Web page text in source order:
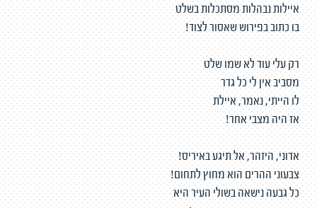
איילות נבהלות מסתכלות בשלט
בו כתוב בפירוש שאסור לצוד!
רק עלי עוד לא שמו שלט
מסביב אין לי כל גדר
לו הייתי, נאמר, איילת
אז היה מצבי אחר!
אדוני, היזהר, אל תיגע באיריס!
צבעוני ההרים הוא מחוץ לתחום!
כל גבעה נישאה בשולי העיר היא